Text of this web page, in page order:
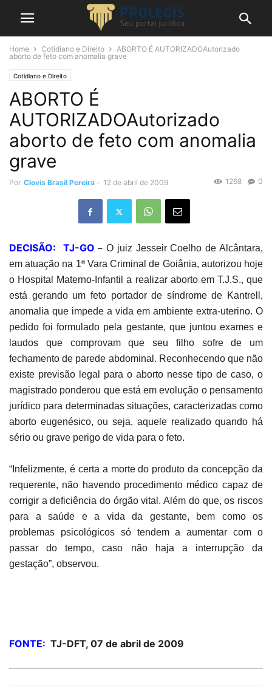
Home Cotidiano e Direito
ABORTO É AUTORIZADOAutorizado
aborto de feto com anomalia grave
Cotidiano e Direito
ABORTO É
AUTORIZADOAutorizado
aborto de feto com anomalia
grave
Por Clovis Brasil Pereira - 12 de abril de 2009 0
1268
DECISÃO: TJ-GO –O juiz Jesseir Coelho de Alcântara,
em atuação na 1ª Vara Criminal de Goiânia, autorizou hoje
o Hospital Materno-Infantil a realizar aborto em T.J.S., que
está gerando um feto portador de síndrome de Kantrell,
anomalia que impede a vida em ambiente extra-uterino. O
pedido foi formulado pela gestante, que juntou exames e
laudos que comprovam que seu filho sofre de um
fechamento de parede abdominal. Reconhecendo que não
existe previsão legal para o aborto nesse tipo de caso, o
magistrado ponderou que está em evolução o pensamento
jurídico para determinadas situações, caracterizadas como
aborto eugenésico, ou seja, aquele realizado quando há
sério ou grave perigo de vida para o feto.
“Infelizmente, é certa a morte do produto da concepção da
requerente, não havendo procedimento médico capaz de
corrigir a deficiência do órgão vital. Além do que, os riscos
para a saúde e a vida da gestante, bem como os
problemas psicológicos só tendem a aumentar com o
passar do tempo, caso não haja a interrupção da
gestação”, observou.
FONTE: TJ-DFT, 07 de abril de 2009